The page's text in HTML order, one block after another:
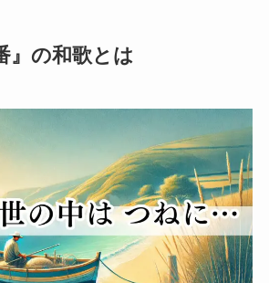
』の和歌とは